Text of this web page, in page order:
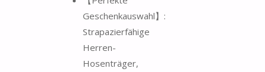
Geschenkauswahl】:
Strapazierfähige
Herren-
Hosenträger,